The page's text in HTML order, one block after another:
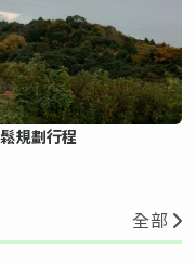
規劃行程
全部